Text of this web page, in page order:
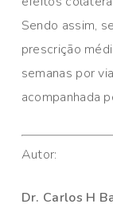
Sendo assim,
prescrição
semanas por
acompanhada
Autor:
Dr. Carlos H